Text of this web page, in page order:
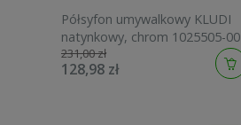
Półsyfon umywalkowy KLUDI
natynkowy, chrom 1025505-00
231,00 zł
128,98 zł